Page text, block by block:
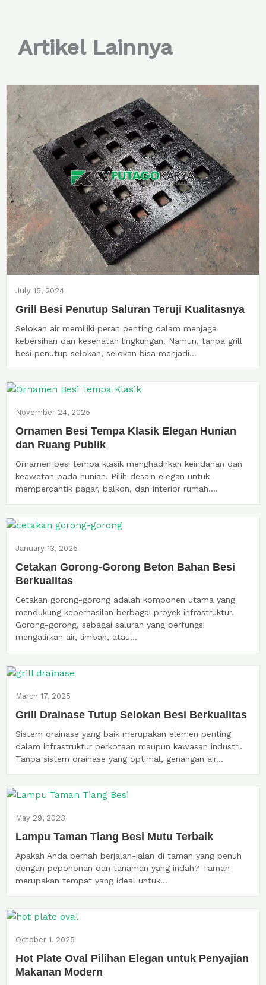
Artikel Lainnya
July 15, 2024
Grill Besi Penutup Saluran Teruji Kualitasnya
Selokan air memiliki peran penting dalam menjaga
kebersihan dan kesehatan lingkungan. Namun, tanpa grill
besi penutup selokan, selokan bisa menjadi...
November 24, 2025
Ornamen Besi Tempa Klasik Elegan Hunian
dan Ruang Publik
Ornamen besi tempa klasik menghadirkan keindahan dan
keawetan pada hunian. Pilih desain elegan untuk
mempercantik pagar, balkon, dan interior rumah....
January 13, 2025
Cetakan Gorong-Gorong Beton Bahan Besi
Berkualitas
Cetakan gorong-gorong adalah komponen utama yang
mendukung keberhasilan berbagai proyek infrastruktur.
Gorong-gorong, sebagai saluran yang berfungsi
mengalirkan air, limbah, atau...
March 17, 2025
Grill Drainase Tutup Selokan Besi Berkualitas
Sistem drainase yang baik merupakan elemen penting
dalam infrastruktur perkotaan maupun kawasan industri.
Tanpa sistem drainase yang optimal, genangan air...
May 29, 2023
Lampu Taman Tiang Besi Mutu Terbaik
Apakah Anda pernah berjalan-jalan di taman yang penuh
dengan pepohonan dan tanaman yang indah? Taman
merupakan tempat yang ideal untuk...
October 1, 2025
Hot Plate Oval Pilihan Elegan untuk Penyajian
Makanan Modern